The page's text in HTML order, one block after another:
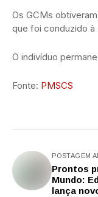
Os GCMs
que foi conduzido à
O indivíduo
Fonte: PMSCS
POSTAGEM
Prontos
Mundo:
lança